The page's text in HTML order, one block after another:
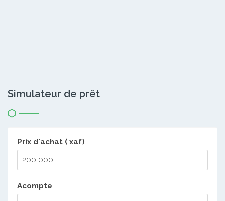
Simulateur de prêt
Prix d'achat ( xaf)
Acompte